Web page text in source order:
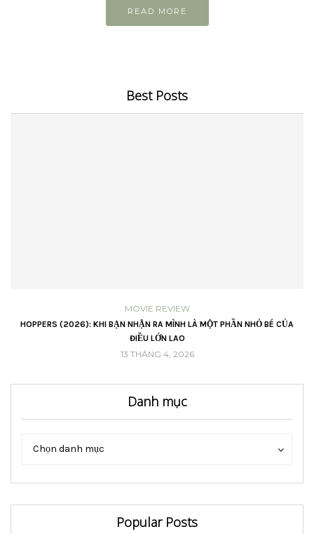
READ MORE
Best Posts
MOVIE REVIEW
HOPPERS (2026): KHI BẠN NHẬN RA MÌNH LÀ MỘT PHẦN NHỎ BÉ CỦA
ĐIỀU LỚN LAO
13 THÁNG 4, 2026
Danh mục
Danh
Chọn danh mục
Danh
Popular Posts